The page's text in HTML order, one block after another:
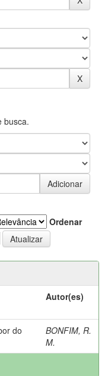
busca.
Ordenar
Autor(es)
do
BONFIM, R.
M.